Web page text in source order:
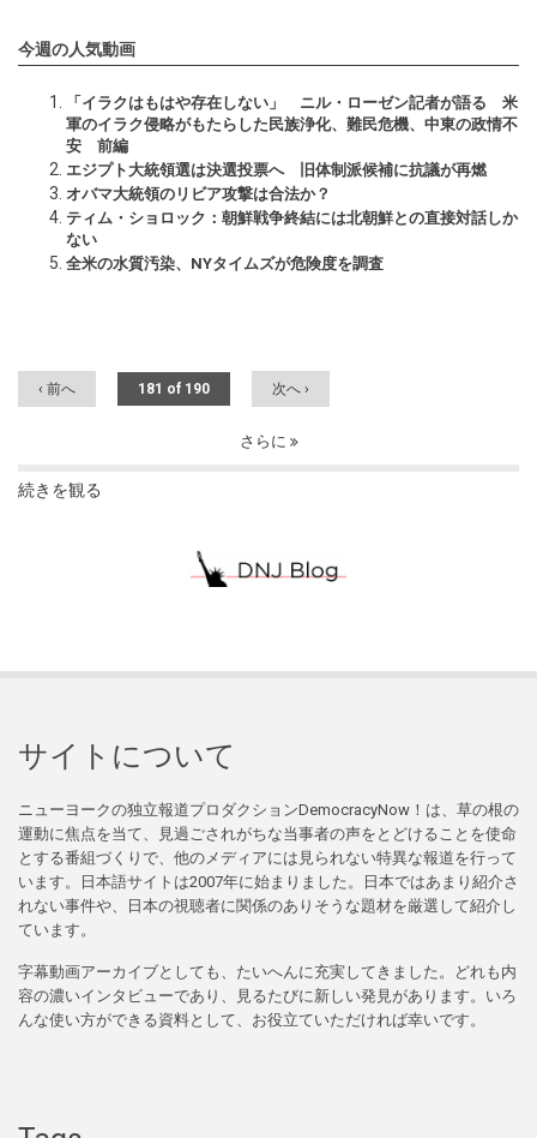
今週の人気動画
「イラクはもはや存在しない」 ニル・ローゼン記者が語る 米
軍のイラク侵略がもたらした民族浄化、難民危機、中東の政情不
安 前編
エジプト大統領選は決選投票へ 旧体制派候補に抗議が再燃
オバマ大統領のリビア攻撃は合法か？
ティム・ショロック：朝鮮戦争終結には北朝鮮との直接対話しか
ない
全米の水質汚染、NYタイムズが危険度を調査
‹ 前へ 181 of 190 次へ ›
さらに
続きを観る
サイトについて
ニューヨークの独立報道プロダクションDemocracyNow！は、草の根の
運動に焦点を当て、見過ごされがちな当事者の声をとどけることを使命
とする番組づくりで、他のメディアには見られない特異な報道を行って
います。日本語サイトは2007年に始まりました。日本ではあまり紹介さ
れない事件や、日本の視聴者に関係のありそうな題材を厳選して紹介し
ています。
字幕動画アーカイブとしても、たいへんに充実してきました。どれも内
容の濃いインタビューであり、見るたびに新しい発見があります。いろ
んな使い方ができる資料として、お役立ていただければ幸いです。